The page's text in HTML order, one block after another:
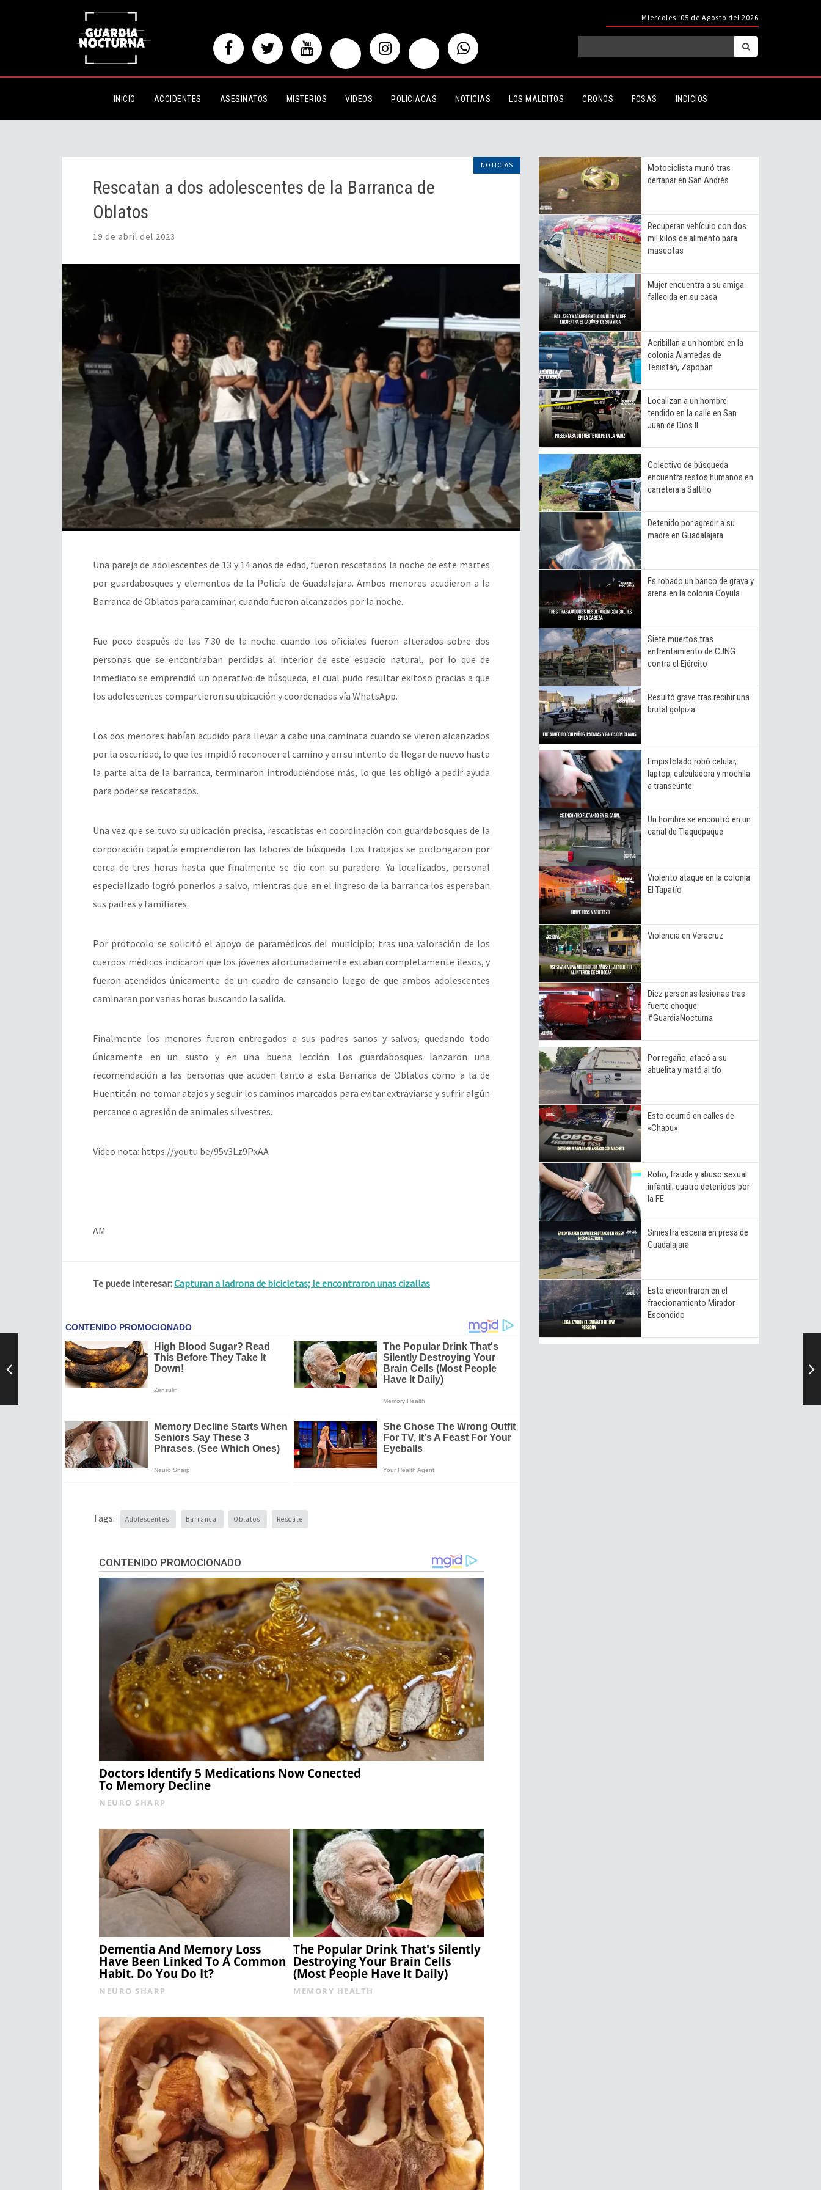
Miercoles, 05 de Agosto del 2026
INICIO ACCIDENTES ASESINATOS MISTERIOS VIDEOS POLICIACAS NOTICIAS LOS MALDITOS CRONOS FOSAS INDICIOS
Rescatan a dos adolescentes de la Barranca de Oblatos
NOTICIAS
Rescatan a dos adolescentes de la Barranca de
Oblatos
19 de abril del 2023
Una pareja de adolescentes de 13 y 14 años de edad, fueron rescatados la noche de este martes
por guardabosques y elementos de la Policía de Guadalajara. Ambos menores acudieron a la
Barranca de Oblatos para caminar, cuando fueron alcanzados por la noche.
Fue poco después de las 7:30 de la noche cuando los oficiales fueron alterados sobre dos
personas que se encontraban perdidas al interior de este espacio natural, por lo que de
inmediato se emprendió un operativo de búsqueda, el cual pudo resultar exitoso gracias a que
los adolescentes compartieron su ubicación y coordenadas vía WhatsApp.
Los dos menores habían acudido para llevar a cabo una caminata cuando se vieron alcanzados
por la oscuridad, lo que les impidió reconocer el camino y en su intento de llegar de nuevo hasta
la parte alta de la barranca, terminaron introduciéndose más, lo que les obligó a pedir ayuda
para poder se rescatados.
Una vez que se tuvo su ubicación precisa, rescatistas en coordinación con guardabosques de la
corporación tapatía emprendieron las labores de búsqueda. Los trabajos se prolongaron por
cerca de tres horas hasta que finalmente se dio con su paradero. Ya localizados, personal
especializado logró ponerlos a salvo, mientras que en el ingreso de la barranca los esperaban
sus padres y familiares.
Por protocolo se solicitó el apoyo de paramédicos del municipio; tras una valoración de los
cuerpos médicos indicaron que los jóvenes afortunadamente estaban completamente ilesos, y
fueron atendidos únicamente de un cuadro de cansancio luego de que ambos adolescentes
caminaran por varias horas buscando la salida.
Finalmente los menores fueron entregados a sus padres sanos y salvos, quedando todo
únicamente en un susto y en una buena lección. Los guardabosques lanzaron una
recomendación a las personas que acuden tanto a esta Barranca de Oblatos como a la de
Huentitán: no tomar atajos y seguir los caminos marcados para evitar extraviarse y sufrir algún
percance o agresión de animales silvestres.
Vídeo nota: https://youtu.be/95v3Lz9PxAA
AM
Te puede interesar:Capturan a ladrona de bicicletas; le encontraron unas cizallas
Tags: Adolescentes Barranca Oblatos Rescate
CONTENIDO PROMOCIONADO
Doctors Identify 5 Medications Now Conected
To Memory Decline
NEURO SHARP
Dementia And Memory Loss
Have Been Linked To A Common
Habit. Do You Do It?
NEURO SHARP
The Popular Drink That's Silently
Destroying Your Brain Cells
(Most People Have It Daily)
MEMORY HEALTH
Motociclista murió tras
derrapar en San Andrés
Recuperan vehículo con dos
mil kilos de alimento para
mascotas
Mujer encuentra a su amiga
fallecida en su casa
Acribillan a un hombre en la
colonia Alamedas de
Tesistán, Zapopan
Localizan a un hombre
tendido en la calle en San
Juan de Dios II
Colectivo de búsqueda
encuentra restos humanos en
carretera a Saltillo
Detenido por agredir a su
madre en Guadalajara
Es robado un banco de grava y
arena en la colonia Coyula
Siete muertos tras
enfrentamiento de CJNG
contra el Ejército
Resultó grave tras recibir una
brutal golpiza
Empistolado robó celular,
laptop, calculadora y mochila
a transeúnte
Un hombre se encontró en un
canal de Tlaquepaque
Violento ataque en la colonia
El Tapatío
Violencia en Veracruz
Diez personas lesionas tras
fuerte choque
#GuardiaNocturna
Por regaño, atacó a su
abuelita y mató al tío
Esto ocurrió en calles de
«Chapu»
Robo, fraude y abuso sexual
infantil; cuatro detenidos por
la FE
Siniestra escena en presa de
Guadalajara
Esto encontraron en el
fraccionamiento Mirador
Escondido